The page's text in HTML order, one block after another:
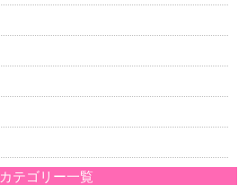
カテゴリー一覧